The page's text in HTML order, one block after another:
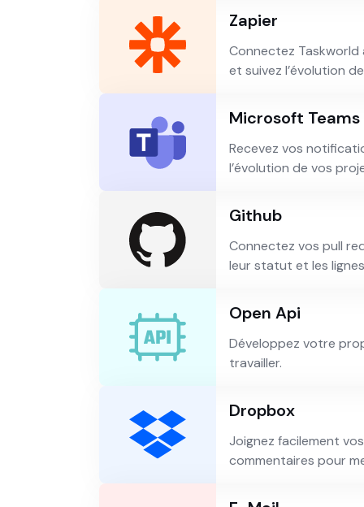
Zapier
Connectez
et suivez l’évolution
Microsoft Teams
Recevez vos
l’évolution de vos
Github
Connectez vos pull
leur statut et les
Open Api
Développez votre
travailler.
Dropbox
Joignez facilement
commentaires pour